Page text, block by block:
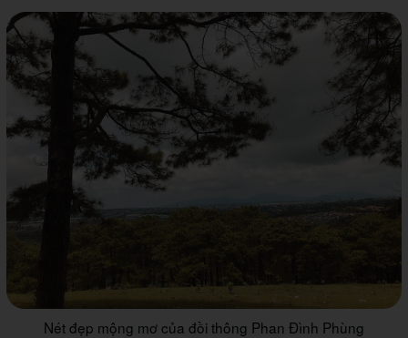
Nét đẹp mộng mơ của đồi thông Phan Đình Phùng